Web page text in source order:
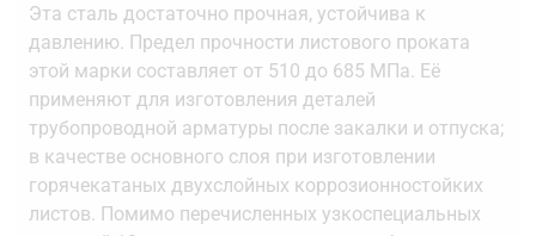
Эта сталь достаточно прочная, устойчива к
давлению. Предел прочности листового проката
этой марки составляет от 510 до 685 МПа. Её
применяют для изготовления деталей
трубопроводной арматуры после закалки и отпуска;
в качестве основного слоя при изготовлении
горячекатаных двухслойных коррозионностойких
листов. Помимо перечисленных узкоспециальных